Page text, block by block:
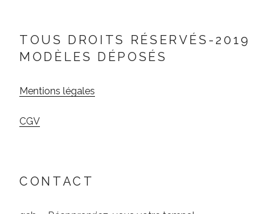
TOUS DROITS RÉSERVÉS-2019
MODÈLES DÉPOSÉS
Mentions légales
CGV
CONTACT